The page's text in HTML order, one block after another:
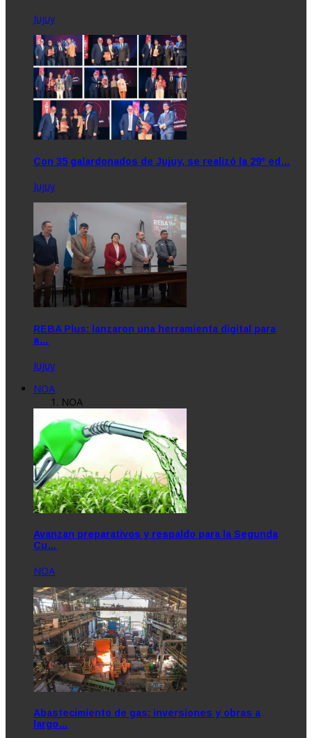
Jujuy
Con 35 galardonados de Jujuy, se realizó la 29° ed…
Jujuy
REBA Plus: lanzaron una herramienta digital para
a…
Jujuy
NOA
NOA
Avanzan preparativos y respaldo para la Segunda
Cu…
NOA
Abastecimiento de gas: inversiones y obras a
largo…